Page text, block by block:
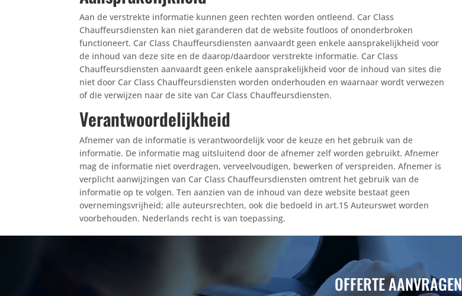
Aan de verstrekte informatie kunnen geen rechten worden ontleend. Car Class
Chauffeursdiensten kan niet garanderen dat de website foutloos of ononderbroken
functioneert. Car Class Chauffeursdiensten aanvaardt geen enkele aansprakelijkheid voor
de inhoud van deze site en de daarop/daardoor verstrekte informatie. Car Class
Chauffeursdiensten aanvaardt geen enkele aansprakelijkheid voor de inhoud van sites die
niet door Car Class Chauffeursdiensten worden onderhouden en waarnaar wordt verwezen
of die verwijzen naar de site van Car Class Chauffeursdiensten.
Verantwoordelijkheid
Afnemer van de informatie is verantwoordelijk voor de keuze en het gebruik van de
informatie. De informatie mag uitsluitend door de afnemer zelf worden gebruikt. Afnemer
mag de informatie niet overdragen, verveelvoudigen, bewerken of verspreiden. Afnemer is
verplicht aanwijzingen van Car Class Chauffeursdiensten omtrent het gebruik van de
informatie op te volgen. Ten aanzien van de inhoud van deze website bestaat geen
overnemingsvrijheid; alle auteursrechten, ook die bedoeld in art.15 Auteurswet worden
voorbehouden. Nederlands recht is van toepassing.
OFFERTE AANVRAGEN